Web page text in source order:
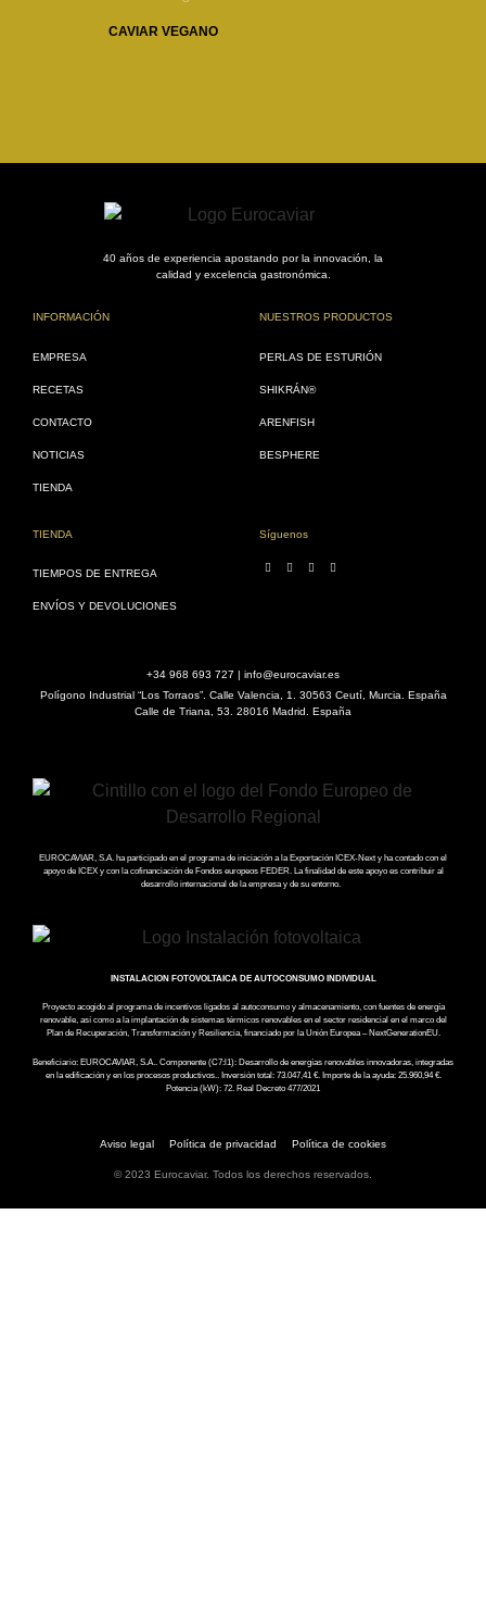
CAVIAR VEGANO
40 años de experiencia apostando por la innovación, la
calidad y excelencia gastronómica.
INFORMACIÓN
EMPRESA
RECETAS
CONTACTO
NOTICIAS
TIENDA
NUESTROS PRODUCTOS
PERLAS DE ESTURIÓN
SHIKRÁN®
ARENFISH
BESPHERE
TIENDA
TIEMPOS DE ENTREGA
ENVÍOS Y DEVOLUCIONES
Síguenos
+34 968 693 727 | info@eurocaviar.es
Polígono Industrial “Los Torraos”. Calle Valencia, 1. 30563 Ceutí, Murcia. España
Calle de Triana, 53. 28016 Madrid. España
EUROCAVIAR, S.A. ha participado en el programa de iniciación a la Exportación ICEX-Next y ha contado con el
apoyo de ICEX y con la cofinanciación de Fondos europeos FEDER. La finalidad de este apoyo es contribuir al
desarrollo internacional de la empresa y de su entorno.
INSTALACION FOTOVOLTAICA DE AUTOCONSUMO INDIVIDUAL
Proyecto acogido al programa de incentivos ligados al autoconsumo y almacenamiento, con fuentes de energía
renovable, así como a la implantación de sistemas térmicos renovables en el sector residencial en el marco del
Plan de Recuperación, Transformación y Resiliencia, financiado por la Unión Europea – NextGenerationEU.
Beneficiario: EUROCAVIAR, S.A.. Componente (C7:l1): Desarrollo de energías renovables innovadoras, integradas
en la edificación y en los procesos productivos.. Inversión total: 73.047,41 €. Importe de la ayuda: 25.960,94 €.
Potencia (kW): 72. Real Decreto 477/2021
Aviso legal Política de privacidad Política de cookies
© 2023 Eurocaviar. Todos los derechos reservados.